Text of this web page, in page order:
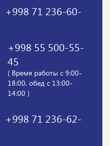
+998 71 236-60-
+998 55 500-55-
45
( Время работы с 9:00-
18:00, обед с 13:00-
14:00 )
+998 71 236-62-